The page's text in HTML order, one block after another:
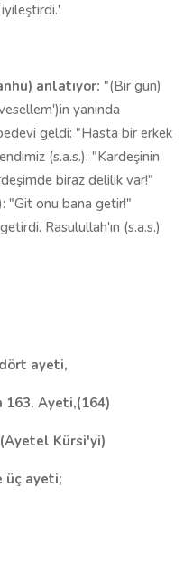
anlatıyor: "(Bir gün)
yanında
geldi: "Hasta bir erkek
(s.a.s.): "Kardeşinin
biraz delilik var!"
"Git onu bana getir!"
Rasulullah'ın (s.a.s.)
ayeti,
163. Ayeti,(164)
Kürsi'yi)
üç ayeti;